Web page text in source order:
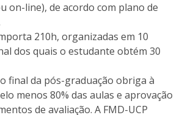
on-line), de acordo com plano de
210h, organizadas em 10
dos quais o estudante obtém 30
final da pós-graduação obriga à
menos 80% das aulas e aprovação
de avaliação. A FMD-UCP